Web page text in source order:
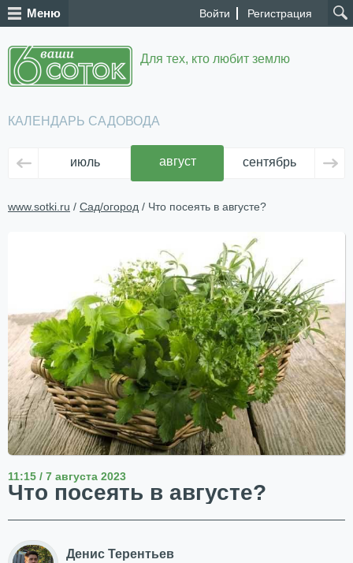
Войти Регистрация
Меню
Для тех, кто любит землю
КАЛЕНДАРЬ САДОВОДА
июль август сентябрь
www.sotki.ru / Сад/огород / Что посеять в августе?
11:15 / 7 августа 2023
Что посеять в августе?
Денис Терентьев